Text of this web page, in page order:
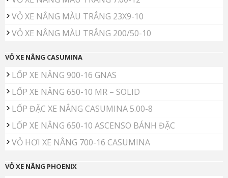
VỎ XE NÂNG MÀU TRẮNG 23X9-10
VỎ XE NÂNG MÀU TRẮNG 200/50-10
VỎ XE NÂNG CASUMINA
LỐP XE NÂNG 900-16 GNAS
LỐP XE NÂNG 650-10 MR – SOLID
LỐP ĐẶC XE NÂNG CASUMINA 5.00-8
LỐP XE NÂNG 650-10 ASCENSO BÁNH ĐẶC
VỎ HƠI XE NÂNG 700-16 CASUMINA
VỎ XE NÂNG PHOENIX